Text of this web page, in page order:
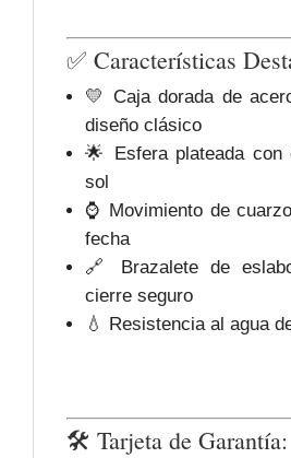
✅ Características
💛 Caja dorada de
diseño clásico
🌟 Esfera plateada con
sol
⌚ Movimiento de
fecha
🔗 Brazalete de
cierre seguro
💧 Resistencia al agua
🛠️ Tarjeta de Garantía: